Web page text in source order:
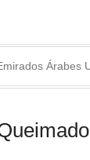
Árabes